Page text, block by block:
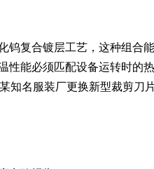
钨复合镀层工艺，这种组合
性能必须匹配设备运转时的
名服装厂更换新型裁剪刀